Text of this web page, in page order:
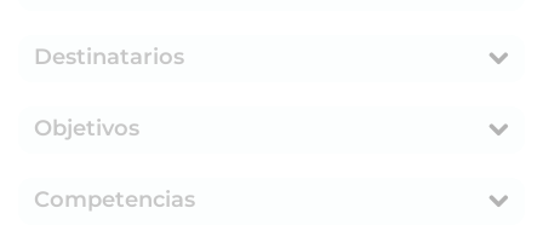
Destinatarios
Objetivos
Competencias